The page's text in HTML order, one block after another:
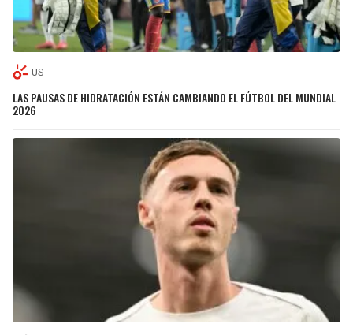
US
LAS PAUSAS DE HIDRATACIÓN ESTÁN CAMBIANDO EL FÚTBOL DEL MUNDIAL
2026